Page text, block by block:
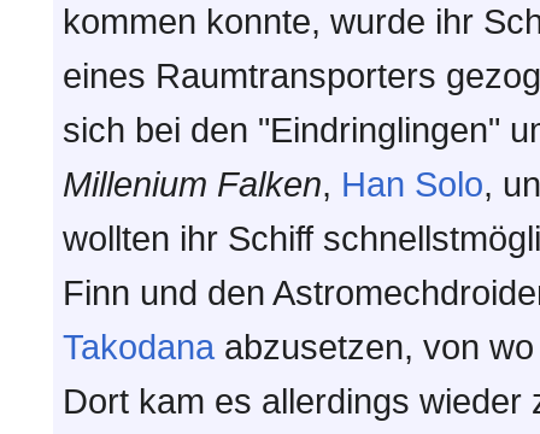
kommen konnte, wurde ihr
eines Raumtransporters
sich bei den "Eindringlingen"
Millenium Falken, Han Solo,
wollten ihr Schiff
Finn und den
Takodana abzusetzen, von
Dort kam es allerdings wieder